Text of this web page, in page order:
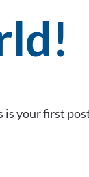
is your first